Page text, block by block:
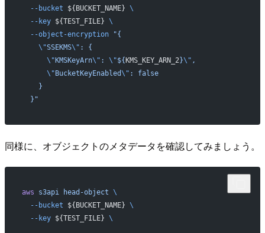
  --bucket
${BUCKET_NAME} \
  --key
${TEST_FILE} \
  --object-encryption
"{
    \"
SSEKMS\" : {
      \"
KMSKeyArn\" : \"${KMS_KEY_ARN_2}\" ,
      \"
BucketKeyEnabled\" : false
    }
  }"
同様に、オブジェクトのメタデータを確認してみましょう。
aws s3api head-object \
  --bucket
${BUCKET_NAME} \
  --key
${TEST_FILE} \